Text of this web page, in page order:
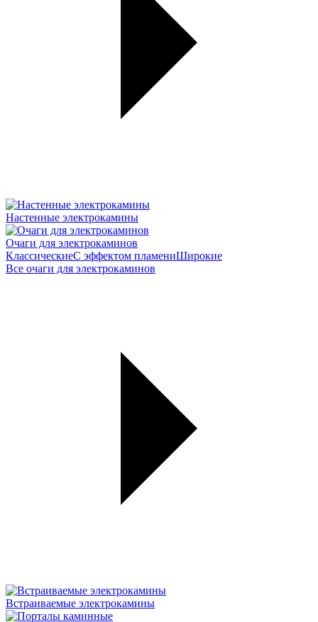
Настенные электрокамины
Очаги для электрокаминов
КлассическиеС эффектом пламениШирокие
Все очаги для электрокаминов
Встраиваемые электрокамины